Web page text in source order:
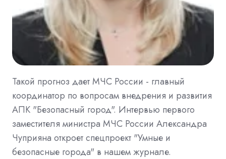
Такой прогноз дает МЧС России - главный
координатор по вопросам внедрения и развития
АПК "Безопасный город". Интервью первого
заместителя министра МЧС России Александра
Чуприяна откроет спецпроект "Умные и
безопасные города" в нашем журнале.